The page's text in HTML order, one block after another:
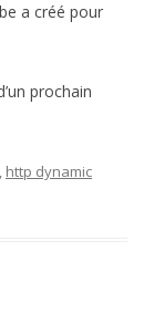
a créé pour
prochain
, http dynamic